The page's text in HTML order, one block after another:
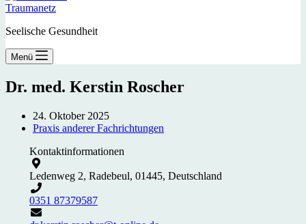
Traumanetz
Seelische Gesundheit
Menü
Dr. med. Kerstin Roscher
24. Oktober 2025
Praxis anderer Fachrichtungen
Kontaktinformationen
Ledenweg 2, Radebeul, 01445, Deutschland
0351 87379587